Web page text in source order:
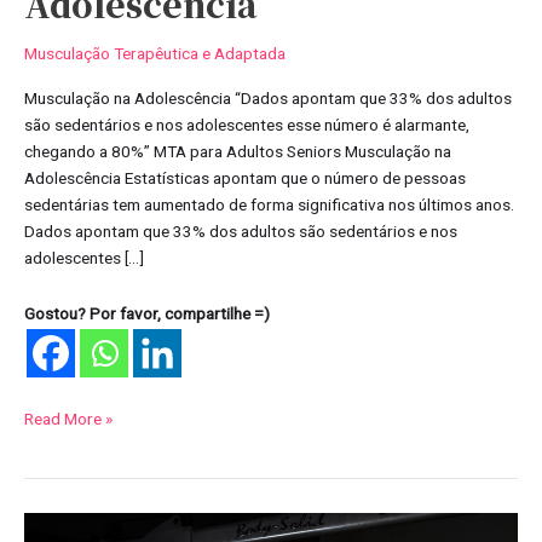
Musculação Terapêutica e Adaptada
Musculação na Adolescência “Dados apontam que 33% dos adultos
são sedentários e nos adolescentes esse número é alarmante,
chegando a 80%” MTA para Adultos Seniors Musculação na
Adolescência Estatísticas apontam que o número de pessoas
sedentárias tem aumentado de forma significativa nos últimos anos.
Dados apontam que 33% dos adultos são sedentários e nos
adolescentes […]
Gostou? Por favor, compartilhe =)
Read More »